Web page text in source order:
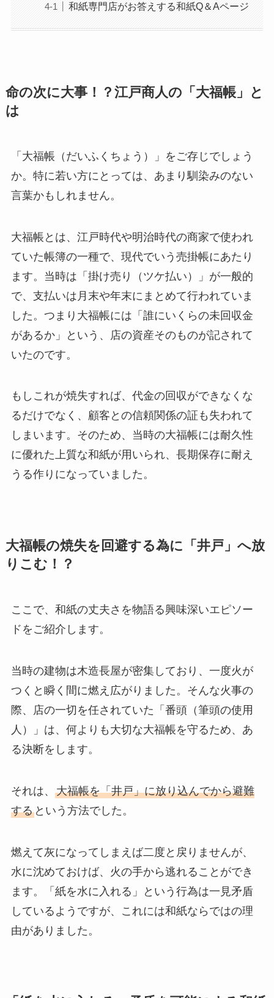
和紙専門店がお答えする和紙Q＆Aページ
命の次に大事！？江戸商人の「大福帳」と
は
「大福帳（だいふくちょう）」をご存じでしょう
か。特に若い方にとっては、あまり馴染みのない
言葉かもしれません。
大福帳とは、江戸時代や明治時代の商家で使われ
ていた帳簿の一種で、現代でいう売掛帳にあたり
ます。当時は「掛け売り（ツケ払い）」が一般的
で、支払いは月末や年末にまとめて行われていま
した。つまり大福帳には「誰にいくらの未回収金
があるか」という、店の資産そのものが記されて
いたのです。
もしこれが焼失すれば、代金の回収ができなくな
るだけでなく、顧客との信頼関係の証も失われて
しまいます。そのため、当時の大福帳には耐久性
に優れた上質な和紙が用いられ、長期保存に耐え
うる作りになっていました。
大福帳の焼失を回避する為に「井戸」へ放
りこむ！？
ここで、和紙の丈夫さを物語る興味深いエピソー
ドをご紹介します。
当時の建物は木造長屋が密集しており、一度火が
つくと瞬く間に燃え広がりました。そんな火事の
際、店の一切を任されていた「番頭（筆頭の使用
人）」は、何よりも大切な大福帳を守るため、あ
る決断をします。
それは、 大福帳を「井戸」に放り込んでから避難
するという方法でした。
燃えて灰になってしまえば二度と戻りませんが、
水に沈めておけば、火の手から逃れることができ
ます。「紙を水に入れる」という行為は一見矛盾
しているようですが、これには和紙ならではの理
由がありました。